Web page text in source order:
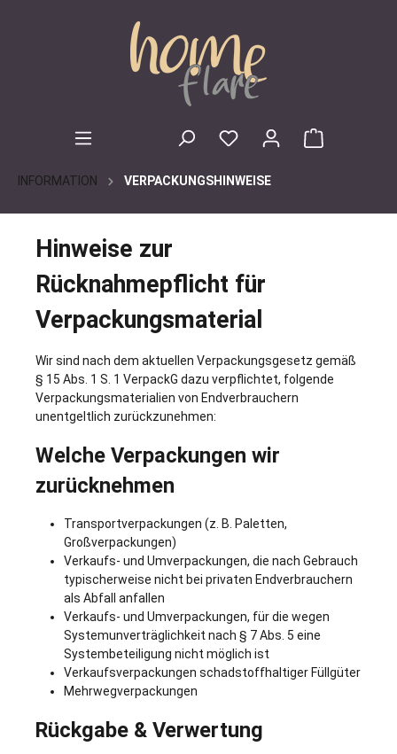
INFORMATION VERPACKUNGSHINWEISE
Hinweise zur
Rücknahmepflicht für
Verpackungsmaterial
Wir sind nach dem aktuellen Verpackungsgesetz gemäß
§ 15 Abs. 1 S. 1 VerpackG dazu verpflichtet, folgende
Verpackungsmaterialien von Endverbrauchern
unentgeltlich zurückzunehmen:
Welche Verpackungen wir
zurücknehmen
Transportverpackungen (z. B. Paletten,
Großverpackungen)
Verkaufs- und Umverpackungen, die nach Gebrauch
typischerweise nicht bei privaten Endverbrauchern
als Abfall anfallen
Verkaufs- und Umverpackungen, für die wegen
Systemunverträglichkeit nach § 7 Abs. 5 eine
Systembeteiligung nicht möglich ist
Verkaufsverpackungen schadstoffhaltiger Füllgüter
Mehrwegverpackungen
Rückgabe & Verwertung